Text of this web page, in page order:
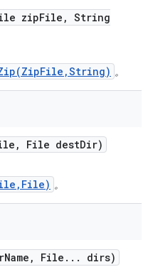
zipFile , String
。
, File destDir)
。
Name , File . . . dirs)